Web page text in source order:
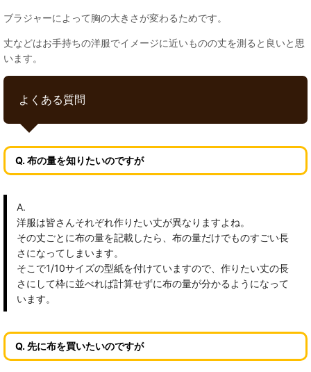
ブラジャーによって胸の大きさが変わるためです。
丈などはお手持ちの洋服でイメージに近いものの丈を測ると良いと思
います。
よくある質問
Q. 布の量を知りたいのですが
A.
洋服は皆さんそれぞれ作りたい丈が異なりますよね。
その丈ごとに布の量を記載したら、布の量だけでものすごい長
さになってしまいます。
そこで1/10サイズの型紙を付けていますので、作りたい丈の長
さにして枠に並べれば計算せずに布の量が分かるようになって
います。
Q. 先に布を買いたいのですが